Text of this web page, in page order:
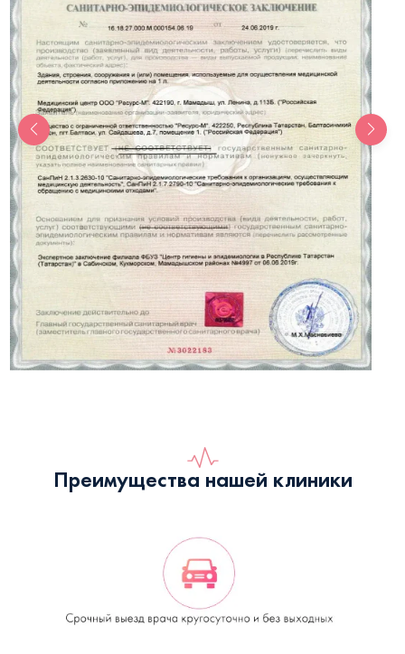
Преимущества нашей клиники